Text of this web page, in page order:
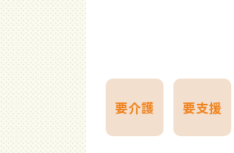
要介護 要支援